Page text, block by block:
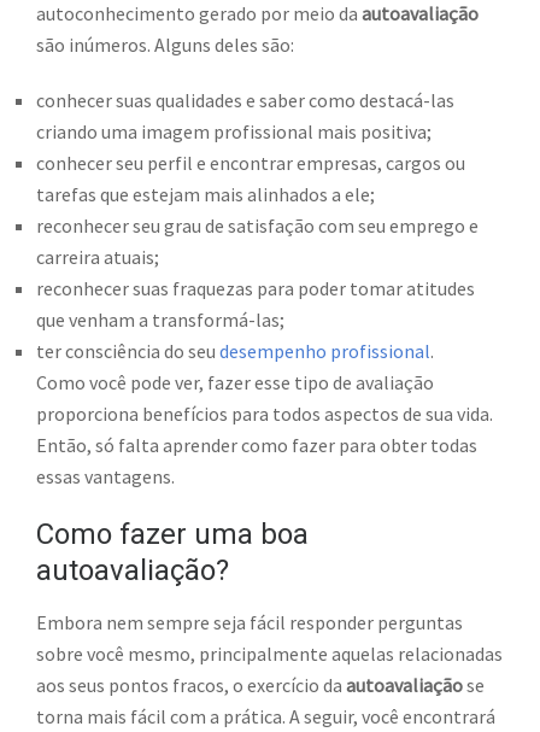
autoconhecimento gerado por meio da autoavaliação
são inúmeros. Alguns deles são:
conhecer suas qualidades e saber como destacá-las
criando uma imagem profissional mais positiva;
conhecer seu perfil e encontrar empresas, cargos ou
tarefas que estejam mais alinhados a ele;
reconhecer seu grau de satisfação com seu emprego e
carreira atuais;
reconhecer suas fraquezas para poder tomar atitudes
que venham a transformá-las;
ter consciência do seu desempenho profissional.
Como você pode ver, fazer esse tipo de avaliação
proporciona benefícios para todos aspectos de sua vida.
Então, só falta aprender como fazer para obter todas
essas vantagens.
Como fazer uma boa
autoavaliação?
Embora nem sempre seja fácil responder perguntas
sobre você mesmo, principalmente aquelas relacionadas
aos seus pontos fracos, o exercício da autoavaliaçãose
torna mais fácil com a prática. A seguir, você encontrará